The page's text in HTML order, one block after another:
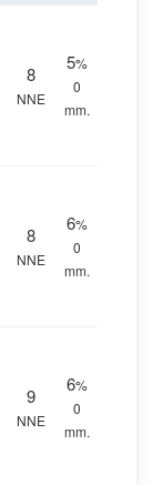
8
NNE
5%
0
mm.
8
NNE
6%
0
mm.
9
NNE
6%
0
mm.